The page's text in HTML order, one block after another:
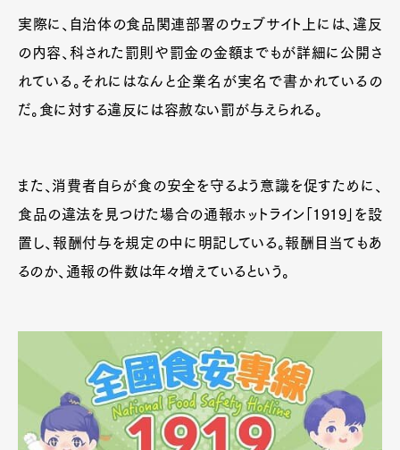
実際に、自治体の食品関連部署のウェブサイト上には、違反
の内容、科された罰則や罰金の金額までもが詳細に公開さ
れている。それにはなんと企業名が実名で書かれているの
だ。食に対する違反には容赦ない罰が与えられる。
また、消費者自らが食の安全を守るよう意識を促すために、
食品の違法を見つけた場合の通報ホットライン「1919」を設
置し、報酬付与を規定の中に明記している。報酬目当てもあ
るのか、通報の件数は年々増えているという。